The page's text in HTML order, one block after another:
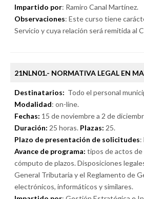
Impartido por: Ramiro Canal Martínez.
Observaciones: Este curso tiene
Servicio y cuya relación será remitida al
21NLN01.- NORMATIVA LEGAL EN
Destinatarios: Todo el personal
Modalidad: on-line.
Fechas: 15 de noviembre a 2 de
Duración: 25 horas. Plazas: 25.
Plazo de presentación de solicitudes:
Avance de programa: tipos de actos de
cómputo de plazos. Disposiciones
General Tributaria y el Reglamento de
electrónicos, informáticos y similares.